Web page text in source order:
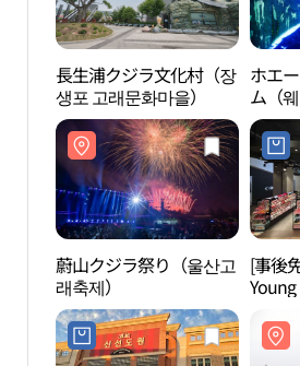
長生浦クジラ文化村（장
생포 고래문화마을）
ホエ
ム（
蔚山クジラ祭り（울산고
래축제）
[事後
山）
(올
점)